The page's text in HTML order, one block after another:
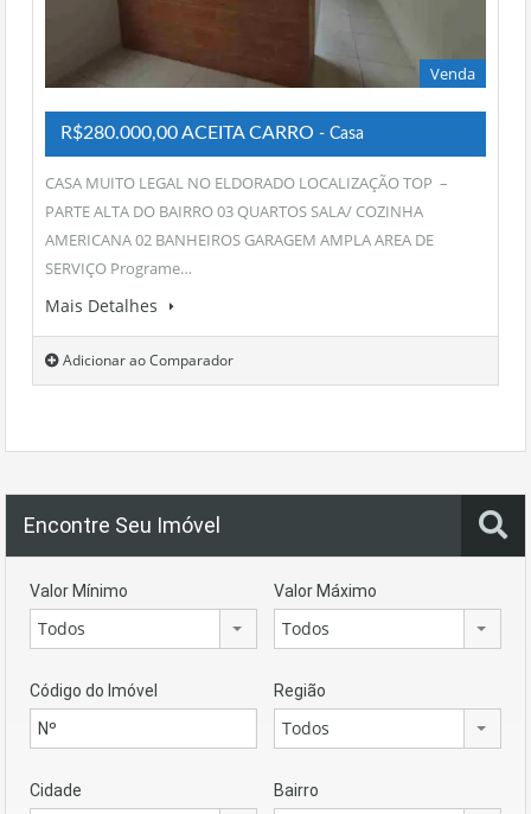
Venda
R$280.000,00 ACEITA CARRO - Casa
CASA MUITO LEGAL NO ELDORADO LOCALIZAÇÃO TOP –
PARTE ALTA DO BAIRRO 03 QUARTOS SALA/ COZINHA
AMERICANA 02 BANHEIROS GARAGEM AMPLA AREA DE
SERVIÇO Programe…
Mais Detalhes
Adicionar ao Comparador
Encontre Seu Imóvel
Valor Mínimo
Todos
Valor Máximo
Todos
Código do Imóvel Região
Todos
Cidade Bairro